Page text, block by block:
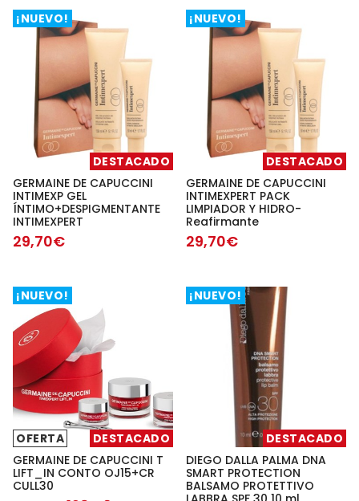
DESTACADO
¡NUEVO!
GERMAINE DE CAPUCCINI
INTIMEXP GEL
ÍNTIMO+DESPIGMENTANTE
INTIMEXPERT
29,70€
DESTACADO
¡NUEVO!
GERMAINE DE CAPUCCINI
INTIMEXPERT PACK
LIMPIADOR Y HIDRO-
Reafirmante
29,70€
OFERTA DESTACADO
¡NUEVO!
GERMAINE DE CAPUCCINI T
LIFT_IN CONTO OJ15+CR
CULL30
DESTACADO
¡NUEVO!
DIEGO DALLA PALMA DNA
SMART PROTECTION
BALSAMO PROTETTIVO